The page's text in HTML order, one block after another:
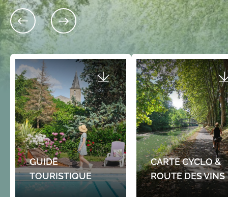
GUIDE
TOURISTIQUE
CARTE CYCLO &
ROUTE DES VINS